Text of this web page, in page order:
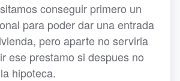
conseguir primero un
para poder dar una entrada
pero aparte no serviria
ese prestamo si despues no
hipoteca.